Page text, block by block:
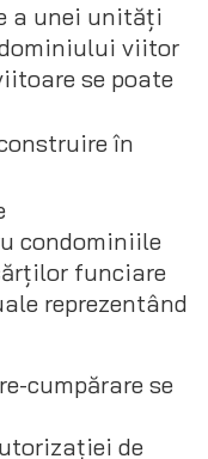
a unei unități
viitor
se poate
în
condominiile
funciare
reprezentând
cumpărare se
de